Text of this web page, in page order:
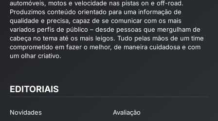
automóveis, motos e velocidade nas pistas on e off-road.
Produzimos conteúdo orientado para uma informação de
qualidade e precisa, capaz de se comunicar com os mais
variados perfis de público – desde pessoas que mergulham de
cabeça no tema até os mais leigos. Tudo pelas mãos de um time
comprometido em fazer o melhor, de maneira cuidadosa e com
um olhar criativo.
EDITORIAIS
Novidades Avaliação